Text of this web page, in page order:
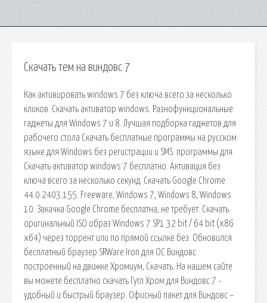
Скачать тем на виндовс 7
Как активировать windows 7 без ключа всего за несколько
кликов. Скачать активатор windows. Разнофункциональные
гаджеты для Windows 7 и 8. Лучшая подборка гаджетов для
рабочего стола Скачать бесплатные программы на русском
языке для Windows без регистрации и SMS. программы для.
Скачать активатор windows 7 бесплатно. Активация без
ключа всего за несколько секунд. Скачать Google Chrome
44.0.2403.155. Freeware, Windows 7, Windows 8, Windows
10. Закачка Google Chrome бесплатна, не требует. Скачать
оригинальный ISO образ Windows 7 SP1 32 bit / 64 bit (x86
x64) через торрент или по прямой ссылке без. Обновился
бесплатный браузер SRWare Iron для ОС Виндовс
построенный на движке Хромиум, Скачать. На нашем сайте
вы можете бесплатно скачать Гугл Хром для Виндовс 7 -
удобный и быстрый браузер. Офисный пакет для Виндовс –